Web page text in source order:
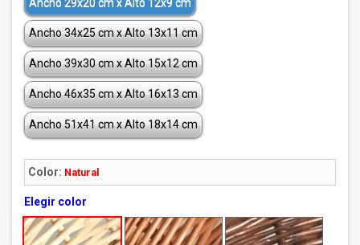
Ancho 34x25 cm x Alto 13x11 cm
Ancho 39x30 cm x Alto 15x12 cm
Ancho 46x35 cm x Alto 16x13 cm
Ancho 51x41 cm x Alto 18x14 cm
Color: Natural
Elegir color